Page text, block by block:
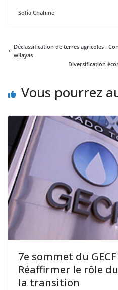
Sofia Chahine
Déclassification de terres agricoles :
wilayas
Diversification
Vous pourrez
7e sommet du
Réaffirmer le rôle
la transition